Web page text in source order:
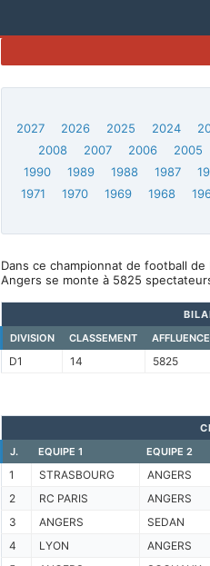
2027
2026 2025 2024
2008
2007 2006 2005
1990
1989 1988 1987
1971
1970 1969 1968
Dans ce championnat de football
Angers se monte à 5825
DIVISION
CLASSEMENT
D1 14 5825
J.
EQUIPE 1 EQUIPE 2
1 STRASBOURG ANGERS
2
RC PARIS ANGERS
3
ANGERS SEDAN
4
LYON ANGERS